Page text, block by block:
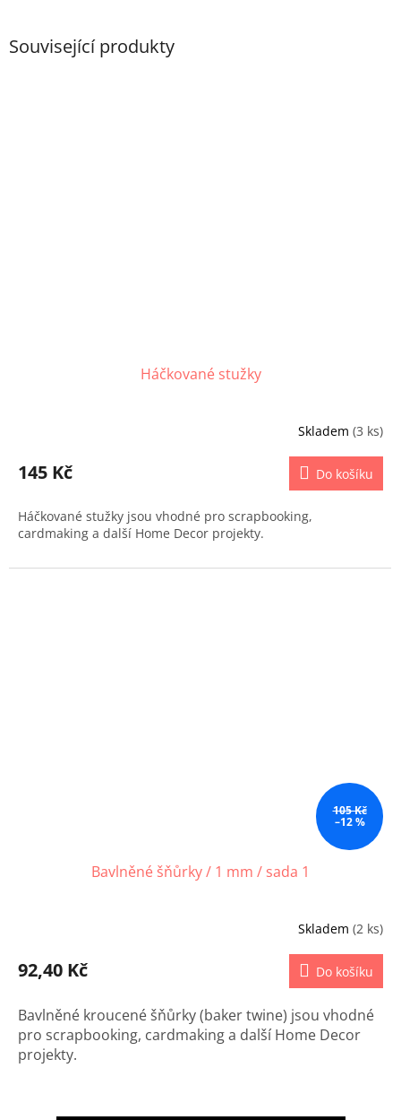
Související produkty
Háčkované stužky
Skladem (3 ks)
145 Kč Do košíku
Háčkované stužky jsou vhodné pro scrapbooking,
cardmaking a další Home Decor projekty.
105 Kč
–12 %
Bavlněné šňůrky / 1 mm / sada 1
Skladem (2 ks)
92,40 Kč Do košíku
Bavlněné kroucené šňůrky (baker twine) jsou vhodné
pro scrapbooking, cardmaking a další Home Decor
projekty.